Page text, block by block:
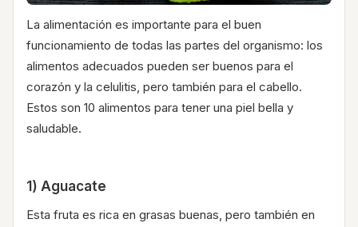
La alimentación es importante para el buen
funcionamiento de todas las partes del organismo: los
alimentos adecuados pueden ser buenos para el
corazón y la celulitis, pero también para el cabello.
Estos son 10 alimentos para tener una piel bella y
saludable.
1) Aguacate
Esta fruta es rica en grasas buenas, pero también en